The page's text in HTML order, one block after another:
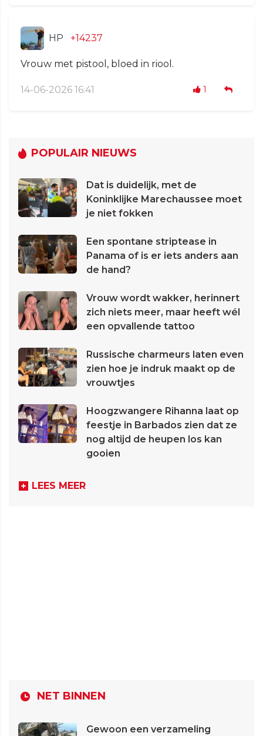
HP +14237
Vrouw met pistool, bloed in riool.
14-06-2026 16:41 1
POPULAIR NIEUWS
Dat is duidelijk, met de
Koninklijke Marechaussee moet
je niet fokken
Een spontane striptease in
Panama of is er iets anders aan
de hand?
Vrouw wordt wakker, herinnert
zich niets meer, maar heeft wél
een opvallende tattoo
Russische charmeurs laten even
zien hoe je indruk maakt op de
vrouwtjes
Hoogzwangere Rihanna laat op
feestje in Barbados zien dat ze
nog altijd de heupen los kan
gooien
LEES MEER
NET BINNEN
Gewoon een verzameling